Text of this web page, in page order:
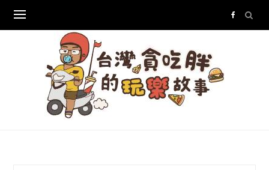
content